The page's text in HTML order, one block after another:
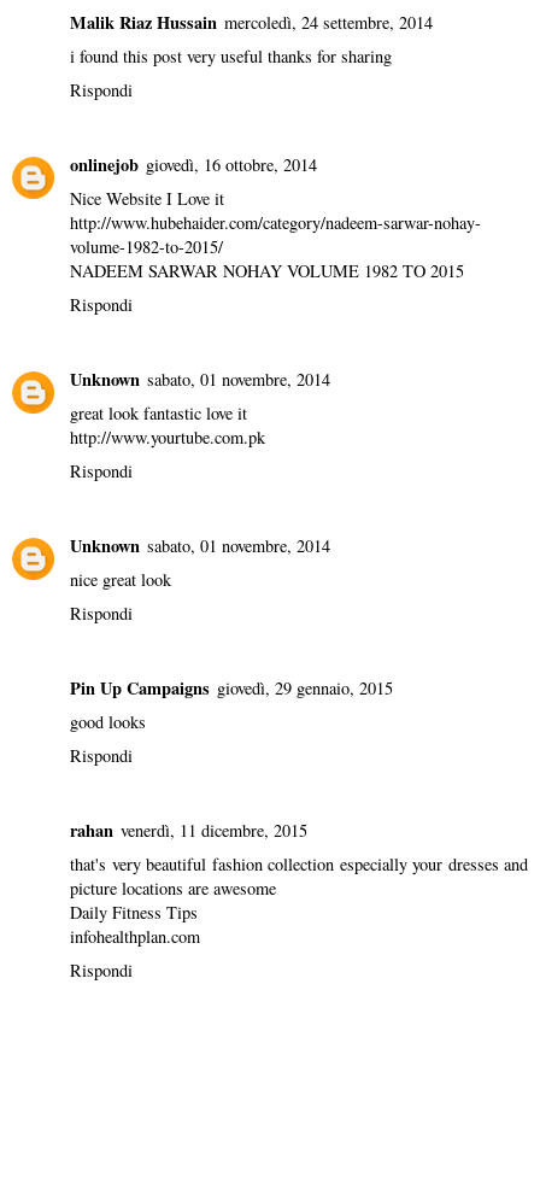
Malik Riaz Hussain mercoledì, 24 settembre, 2014
i found this post very useful thanks for sharing
Rispondi
onlinejob giovedì, 16 ottobre, 2014
Nice Website I Love it
http://www.hubehaider.com/category/nadeem-sarwar-nohay-
volume-1982-to-2015/
NADEEM SARWAR NOHAY VOLUME 1982 TO 2015
Rispondi
Unknown sabato, 01 novembre, 2014
great look fantastic love it
http://www.yourtube.com.pk
Rispondi
Unknown sabato, 01 novembre, 2014
nice great look
Rispondi
Pin Up Campaigns giovedì, 29 gennaio, 2015
good looks
Rispondi
rahan venerdì, 11 dicembre, 2015
that's very beautiful fashion collection especially your dresses and
picture locations are awesome
Daily Fitness Tips
infohealthplan.com
Rispondi